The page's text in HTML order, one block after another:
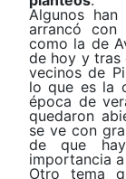
Algunos
arrancó con
como la de
de hoy y tras
vecinos de
lo que es la
época de
quedaron
se ve con
de que
importancia
Otro tema